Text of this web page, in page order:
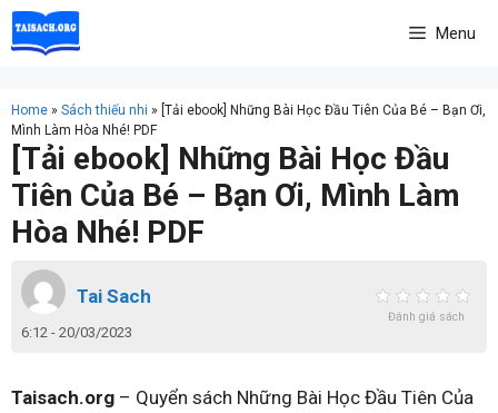
Skip
to
Menu
Home » Sách thiếu nhi » [Tải ebook] Những Bài Học Đầu Tiên Của Bé – Bạn Ơi,
Mình Làm Hòa Nhé! PDF
[Tải ebook] Những Bài Học Đầu
Tiên Của Bé – Bạn Ơi, Mình Làm
Hòa Nhé! PDF
Tai Sach
6:12 - 20/03/2023
Đánh giá sách
Taisach.org – Quyển sách Những Bài Học Đầu Tiên Của